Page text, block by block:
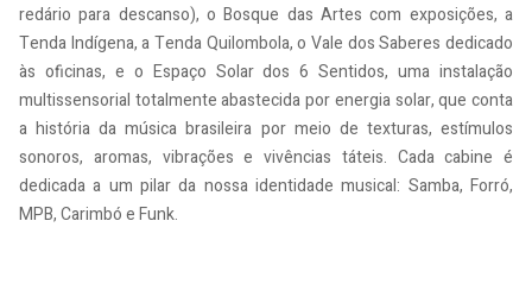
redário para descanso), o Bosque das Artes com exposições, a
Tenda Indígena, a Tenda Quilombola, o Vale dos Saberes dedicado
às oficinas, e o Espaço Solar dos 6 Sentidos, uma instalação
multissensorial totalmente abastecida por energia solar, que conta
a história da música brasileira por meio de texturas, estímulos
sonoros, aromas, vibrações e vivências táteis. Cada cabine é
dedicada a um pilar da nossa identidade musical: Samba, Forró,
MPB, Carimbó e Funk.